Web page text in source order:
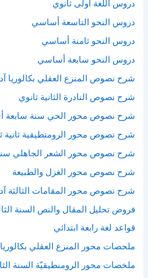
دروس اللغة أولى ثانوي
دروس النحو التاسعة أساسي
دروس النحو ثامنة أساسي
دروس النحو سابعة أساسي
شرح نصوص المنزع العقلي بكالوريا
شرح نصوص النادرة الثانية ثانوي
شرح نصوص محور الحي سنة سابعة
شرح نصوص محور الرومنطيقية ثانية
شرح نصوص محور الشعر الجاهلي
شرح نصوص محور الغزل والطبيعة
شرح نصوص محور المقامات الثالثة
فروض تحليل المقال والنص السنة
قواعد لغة رابعة ابتدائي
ملحصات محور المنزع العقلي
ملخصات محور الرومنطيقيّة السنة